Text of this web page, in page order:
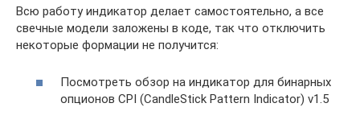
Всю работу индикатор делает самостоятельно, а все
свечные модели заложены в коде, так что отключить
некоторые формации не получится:
Посмотреть обзор на индикатор для бинарных
опционов CPI (CandleStick Pattern Indicator) v1.5